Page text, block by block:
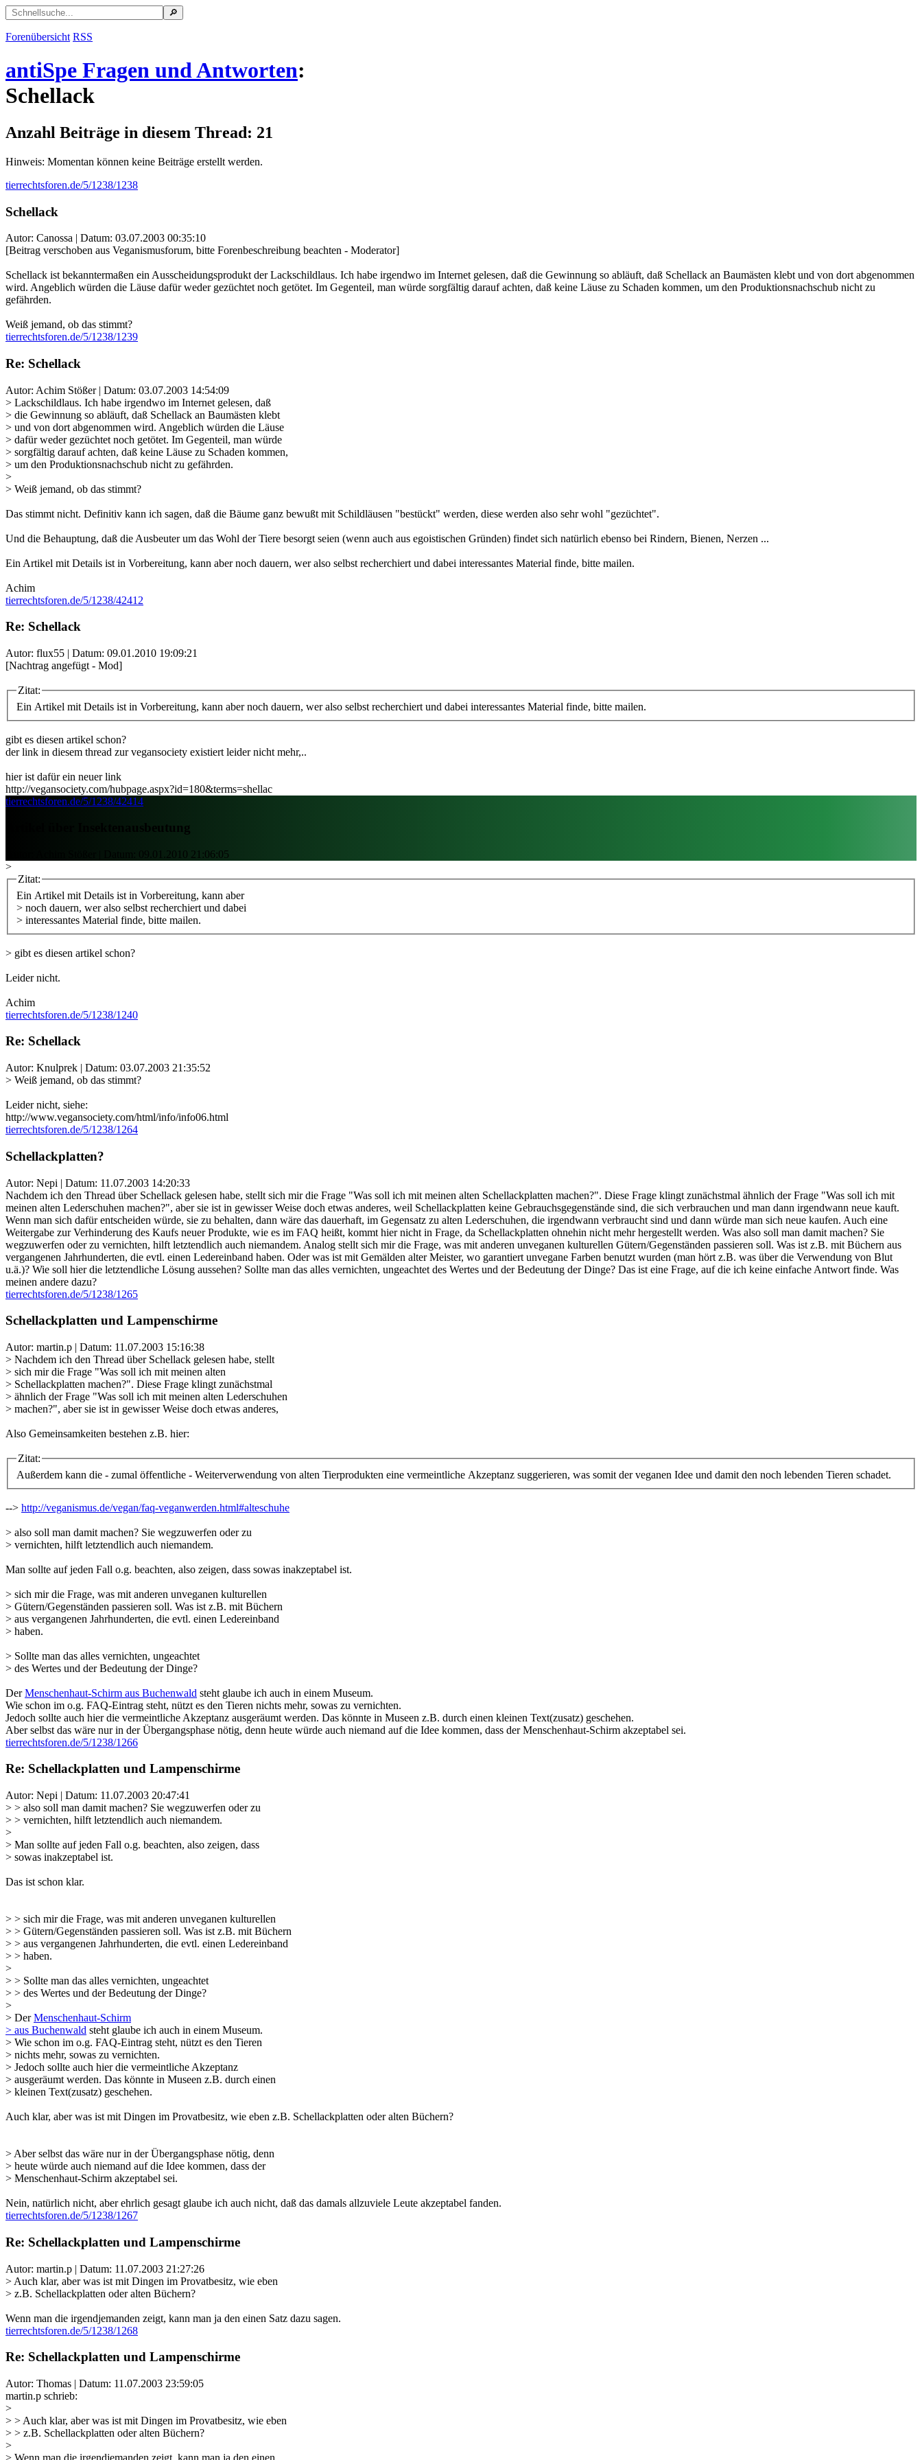
Forenübersicht RSS
antiSpe Fragen und Antworten:
Schellack
Anzahl Beiträge in diesem Thread: 21
Hinweis: Momentan können keine Beiträge erstellt werden.
tierrechtsforen.de/5/1238/1238
Schellack
Autor: Canossa | Datum: 03.07.2003 00:35:10
[Beitrag verschoben aus Veganismusforum, bitte Forenbeschreibung beachten - Moderator]
Schellack ist bekanntermaßen ein Ausscheidungsprodukt der Lackschildlaus. Ich habe irgendwo im Internet gelesen, daß die Gewinnung so abläuft, daß Schellack an Baumästen klebt und von dort abgenommen
wird. Angeblich würden die Läuse dafür weder gezüchtet noch getötet. Im Gegenteil, man würde sorgfältig darauf achten, daß keine Läuse zu Schaden kommen, um den Produktionsnachschub nicht zu
gefährden.
Weiß jemand, ob das stimmt?
tierrechtsforen.de/5/1238/1239
Re: Schellack
Autor: Achim Stößer | Datum: 03.07.2003 14:54:09
> Lackschildlaus. Ich habe irgendwo im Internet gelesen, daß
> die Gewinnung so abläuft, daß Schellack an Baumästen klebt
> und von dort abgenommen wird. Angeblich würden die Läuse
> dafür weder gezüchtet noch getötet. Im Gegenteil, man würde
> sorgfältig darauf achten, daß keine Läuse zu Schaden kommen,
> um den Produktionsnachschub nicht zu gefährden.
>
> Weiß jemand, ob das stimmt?
Das stimmt nicht. Definitiv kann ich sagen, daß die Bäume ganz bewußt mit Schildläusen "bestückt" werden, diese werden also sehr wohl "gezüchtet".
Und die Behauptung, daß die Ausbeuter um das Wohl der Tiere besorgt seien (wenn auch aus egoistischen Gründen) findet sich natürlich ebenso bei Rindern, Bienen, Nerzen ...
Ein Artikel mit Details ist in Vorbereitung, kann aber noch dauern, wer also selbst recherchiert und dabei interessantes Material finde, bitte mailen.
Achim
tierrechtsforen.de/5/1238/42412
Re: Schellack
Autor: flux55 | Datum: 09.01.2010 19:09:21
[Nachtrag angefügt - Mod]
Zitat:
Ein Artikel mit Details ist in Vorbereitung, kann aber noch dauern, wer also selbst recherchiert und dabei interessantes Material finde, bitte mailen.
gibt es diesen artikel schon?
der link in diesem thread zur vegansociety existiert leider nicht mehr,..
hier ist dafür ein neuer link
http://vegansociety.com/hubpage.aspx?id=180&terms=shellac
tierrechtsforen.de/5/1238/42414
Artikel über Insektenausbeutung
09.01.2010 21:06:05
>
Zitat:
Ein Artikel mit Details ist in Vorbereitung, kann aber
> noch dauern, wer also selbst recherchiert und dabei
> interessantes Material finde, bitte mailen.
> gibt es diesen artikel schon?
Leider nicht.
Achim
tierrechtsforen.de/5/1238/1240
Re: Schellack
Autor: Knulprek | Datum: 03.07.2003 21:35:52
> Weiß jemand, ob das stimmt?
Leider nicht, siehe:
http://www.vegansociety.com/html/info/info06.html
tierrechtsforen.de/5/1238/1264
Schellackplatten?
Autor: Nepi | Datum: 11.07.2003 14:20:33
Nachdem ich den Thread über Schellack gelesen habe, stellt sich mir die Frage "Was soll ich mit meinen alten Schellackplatten machen?". Diese Frage klingt zunächstmal ähnlich der Frage "Was soll ich mit
meinen alten Lederschuhen machen?", aber sie ist in gewisser Weise doch etwas anderes, weil Schellackplatten keine Gebrauchsgegenstände sind, die sich verbrauchen und man dann irgendwann neue kauft.
Wenn man sich dafür entscheiden würde, sie zu behalten, dann wäre das dauerhaft, im Gegensatz zu alten Lederschuhen, die irgendwann verbraucht sind und dann würde man sich neue kaufen. Auch eine
Weitergabe zur Verhinderung des Kaufs neuer Produkte, wie es im FAQ heißt, kommt hier nicht in Frage, da Schellackplatten ohnehin nicht mehr hergestellt werden. Was also soll man damit machen? Sie
wegzuwerfen oder zu vernichten, hilft letztendlich auch niemandem. Analog stellt sich mir die Frage, was mit anderen unveganen kulturellen Gütern/Gegenständen passieren soll. Was ist z.B. mit Büchern aus
vergangenen Jahrhunderten, die evtl. einen Ledereinband haben. Oder was ist mit Gemälden alter Meister, wo garantiert unvegane Farben benutzt wurden (man hört z.B. was über die Verwendung von Blut
u.ä.)? Wie soll hier die letztendliche Lösung aussehen? Sollte man das alles vernichten, ungeachtet des Wertes und der Bedeutung der Dinge? Das ist eine Frage, auf die ich keine einfache Antwort finde. Was
meinen andere dazu?
tierrechtsforen.de/5/1238/1265
Schellackplatten und Lampenschirme
Autor: martin.p | Datum: 11.07.2003 15:16:38
> Nachdem ich den Thread über Schellack gelesen habe, stellt
> sich mir die Frage "Was soll ich mit meinen alten
> Schellackplatten machen?". Diese Frage klingt zunächstmal
> ähnlich der Frage "Was soll ich mit meinen alten Lederschuhen
> machen?", aber sie ist in gewisser Weise doch etwas anderes,
Also Gemeinsamkeiten bestehen z.B. hier:
Zitat:
Außerdem kann die - zumal öffentliche - Weiterverwendung von alten Tierprodukten eine vermeintliche Akzeptanz suggerieren, was somit der veganen Idee und damit den noch lebenden Tieren schadet.
--> http://veganismus.de/vegan/faq-veganwerden.html#alteschuhe
> also soll man damit machen? Sie wegzuwerfen oder zu
> vernichten, hilft letztendlich auch niemandem.
Man sollte auf jeden Fall o.g. beachten, also zeigen, dass sowas inakzeptabel ist.
> sich mir die Frage, was mit anderen unveganen kulturellen
> Gütern/Gegenständen passieren soll. Was ist z.B. mit Büchern
> aus vergangenen Jahrhunderten, die evtl. einen Ledereinband
> haben.
> Sollte man das alles vernichten, ungeachtet
> des Wertes und der Bedeutung der Dinge?
DerMenschenhaut-Schirm aus Buchenwald steht glaube ich auch in einem Museum.
Wie schon im o.g. FAQ-Eintrag steht, nützt es den Tieren nichts mehr, sowas zu vernichten.
Jedoch sollte auch hier die vermeintliche Akzeptanz ausgeräumt werden. Das könnte in Museen z.B. durch einen kleinen Text(zusatz) geschehen.
Aber selbst das wäre nur in der Übergangsphase nötig, denn heute würde auch niemand auf die Idee kommen, dass der Menschenhaut-Schirm akzeptabel sei.
tierrechtsforen.de/5/1238/1266
Re: Schellackplatten und Lampenschirme
Autor: Nepi | Datum: 11.07.2003 20:47:41
> > also soll man damit machen? Sie wegzuwerfen oder zu
> > vernichten, hilft letztendlich auch niemandem.
>
> Man sollte auf jeden Fall o.g. beachten, also zeigen, dass
> sowas inakzeptabel ist.
Das ist schon klar.
> > sich mir die Frage, was mit anderen unveganen kulturellen
> > Gütern/Gegenständen passieren soll. Was ist z.B. mit Büchern
> > aus vergangenen Jahrhunderten, die evtl. einen Ledereinband
> > haben.
>
> > Sollte man das alles vernichten, ungeachtet
> > des Wertes und der Bedeutung der Dinge?
>
> DerMenschenhaut-Schirm
> aus Buchenwald steht glaube ich auch in einem Museum.
> Wie schon im o.g. FAQ-Eintrag steht, nützt es den Tieren
> nichts mehr, sowas zu vernichten.
> Jedoch sollte auch hier die vermeintliche Akzeptanz
> ausgeräumt werden. Das könnte in Museen z.B. durch einen
> kleinen Text(zusatz) geschehen.
Auch klar, aber was ist mit Dingen im Provatbesitz, wie eben z.B. Schellackplatten oder alten Büchern?
> Aber selbst das wäre nur in der Übergangsphase nötig, denn
> heute würde auch niemand auf die Idee kommen, dass der
> Menschenhaut-Schirm akzeptabel sei.
Nein, natürlich nicht, aber ehrlich gesagt glaube ich auch nicht, daß das damals allzuviele Leute akzeptabel fanden.
tierrechtsforen.de/5/1238/1267
Re: Schellackplatten und Lampenschirme
Autor: martin.p | Datum: 11.07.2003 21:27:26
> Auch klar, aber was ist mit Dingen im Provatbesitz, wie eben
> z.B. Schellackplatten oder alten Büchern?
Wenn man die irgendjemanden zeigt, kann man ja den einen Satz dazu sagen.
tierrechtsforen.de/5/1238/1268
Re: Schellackplatten und Lampenschirme
Autor: Thomas | Datum: 11.07.2003 23:59:05
martin.p schrieb:
>
> > Auch klar, aber was ist mit Dingen im Provatbesitz, wie eben
> > z.B. Schellackplatten oder alten Büchern?
>
> Wenn man die irgendjemanden zeigt, kann man ja den einen